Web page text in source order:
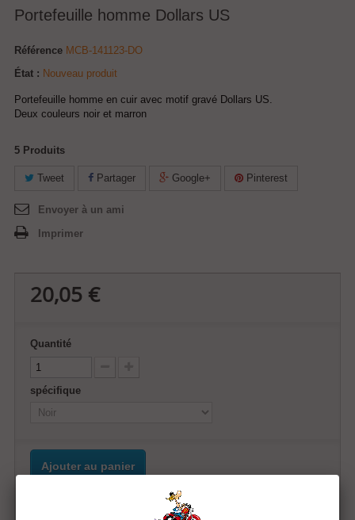
Portefeuille homme Dollars US
Référence MCB-141123-DO
État : Nouveau produit
Portefeuille homme en cuir avec motif gravé Dollars US.
Deux couleurs noir et marron
5 Produits
Tweet Partager Google+ Pinterest
Envoyer à un ami
Imprimer
20,05 €
Quantité
spécifique
Ajouter au panier
Ajouter à ma liste d'envies